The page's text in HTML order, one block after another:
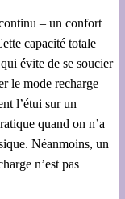
– un confort
capacité totale
évite de se soucier
le mode recharge
l’étui sur un
quand on n’a
Néanmoins, un
n’est pas